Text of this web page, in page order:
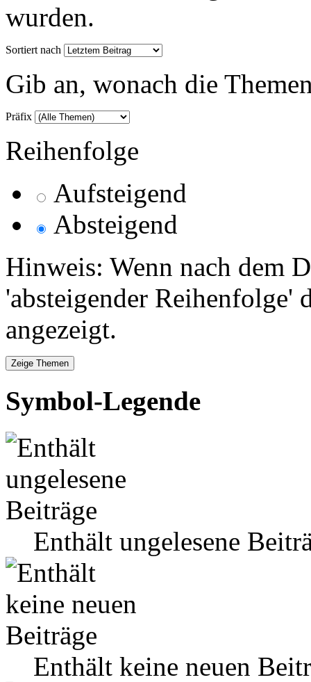
wurden.
Sortiert nach
Gib an, wonach die
Präfix
Reihenfolge
Aufsteigend
Absteigend
Hinweis: Wenn nach dem
'absteigender Reihenfolge'
angezeigt.
Symbol-Legende
Enthält ungelesene
Enthält keine neuen